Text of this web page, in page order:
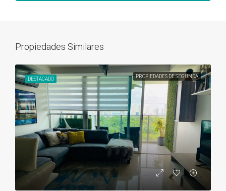
Propiedades Similares
DESTACADO PROPIEDADES DE SEGUNDA